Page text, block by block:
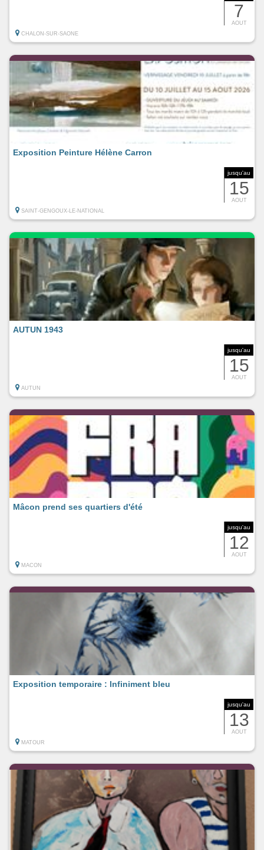
7
AOUT
CHALON-SUR-SAONE
jusqu'au
15
AOUT
Exposition Peinture Hélène Carron
SAINT-GENGOUX-LE-NATIONAL
jusqu'au
15
AOUT
AUTUN 1943
AUTUN
jusqu'au
12
AOUT
Mâcon prend ses quartiers d'été
MACON
jusqu'au
13
AOUT
Exposition temporaire : Infiniment bleu
MATOUR